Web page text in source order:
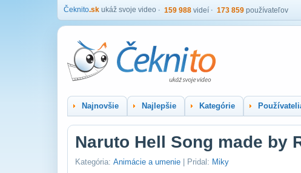
Čeknito.sk ukáž svoje video 159 988 videí 173 859 používateľov
Najnovšie Najlepšie Kategórie
Naruto Hell Song made by
Kategória: Animácie a umenie | Pridal: Miky